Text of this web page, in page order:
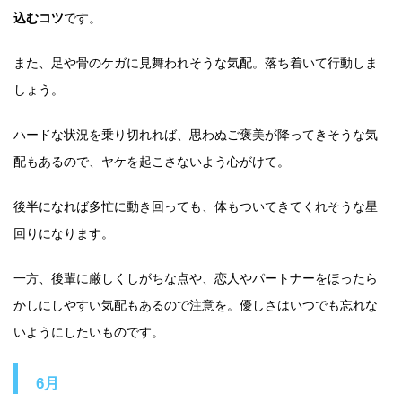
込むコツです。
また、足や骨のケガに見舞われそうな気配。落ち着いて行動しま
しょう。
ハードな状況を乗り切れれば、思わぬご褒美が降ってきそうな気
配もあるので、ヤケを起こさないよう心がけて。
後半になれば多忙に動き回っても、体もついてきてくれそうな星
回りになります。
一方、後輩に厳しくしがちな点や、恋人やパートナーをほったら
かしにしやすい気配もあるので注意を。優しさはいつでも忘れな
いようにしたいものです。
6月